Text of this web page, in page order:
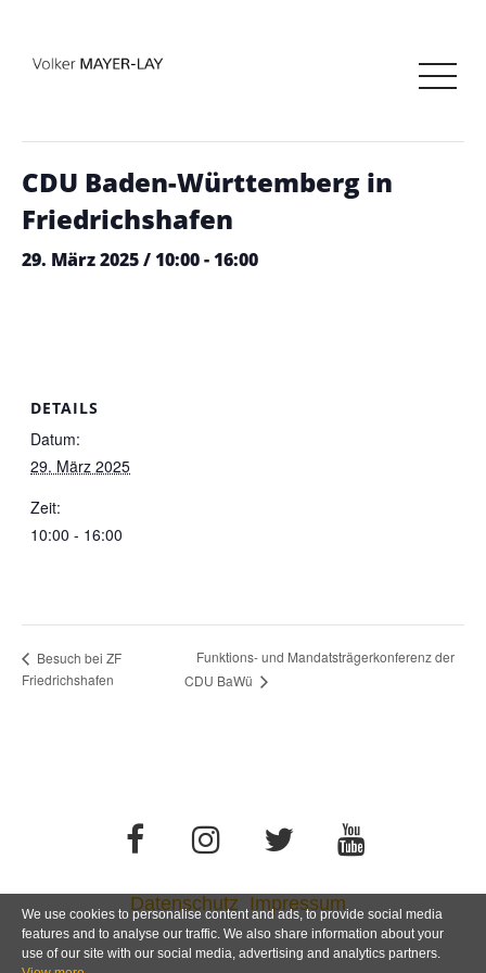
« Alle Veranstaltungen
CDU Baden-Württemberg in
Friedrichshafen
29. März 2025 / 10:00-16:00
DETAILS
Datum:
29. März 2025
Zeit:
10:00 - 16:00
Besuch bei ZF
Friedrichshafen
Funktions- und Mandatsträgerkonferenz der
CDU BaWü
Datenschutz Impressum
We use cookies to personalise content and ads, to provide social media
features and to analyse our traffic. We also share information about your
use of our site with our social media, advertising and analytics partners.